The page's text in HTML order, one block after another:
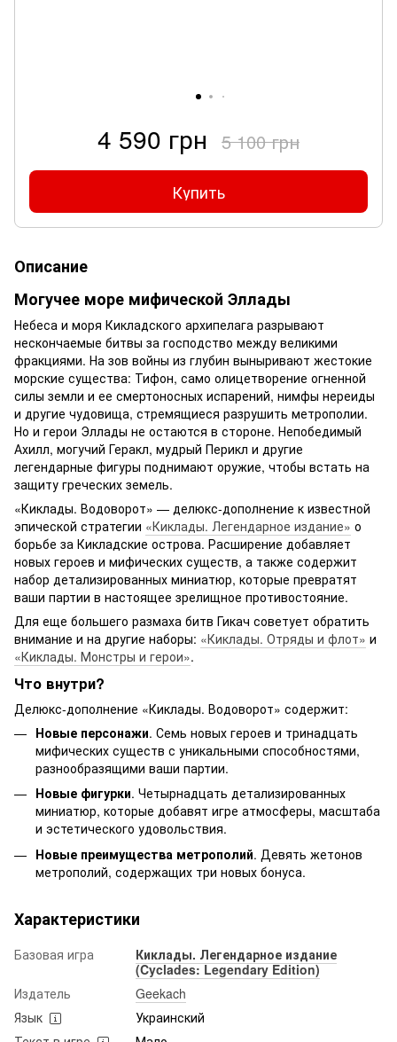
4 590 грн 5 100 грн
Купить
Описание
Могучее море мифической Эллады
Небеса и моря Кикладского архипелага разрывают
нескончаемые битвы за господство между великими
фракциями. На зов войны из глубин выныривают жестокие
морские существа: Тифон, само олицетворение огненной
силы земли и ее смертоносных испарений, нимфы нереиды
и другие чудовища, стремящиеся разрушить метрополии.
Но и герои Эллады не остаются в стороне. Непобедимый
Ахилл, могучий Геракл, мудрый Перикл и другие
легендарные фигуры поднимают оружие, чтобы встать на
защиту греческих земель.
«Киклады. Водоворот» — делюкс-дополнение к известной
эпической стратегии «Киклады. Легендарное издание» о
борьбе за Кикладские острова. Расширение добавляет
новых героев и мифических существ, а также содержит
набор детализированных миниатюр, которые превратят
ваши партии в настоящее зрелищное противостояние.
Для еще большего размаха битв Гикач советует обратить
внимание и на другие наборы: «Киклады. Отряды и флот» и
«Киклады. Монстры и герои».
Что внутри?
Делюкс-дополнение «Киклады. Водоворот» содержит:
Новые персонажи. Семь новых героев и тринадцать
мифических существ с уникальными способностями,
разнообразящими ваши партии.
Новые фигурки. Четырнадцать детализированных
миниатюр, которые добавят игре атмосферы, масштаба
и эстетического удовольствия.
Новые преимущества метрополий. Девять жетонов
метрополий, содержащих три новых бонуса.
Характеристики
Базовая игра
Киклады. Легендарное издание
(Cyclades: Legendary Edition)
Издатель
Geekach
Язык
Украинский